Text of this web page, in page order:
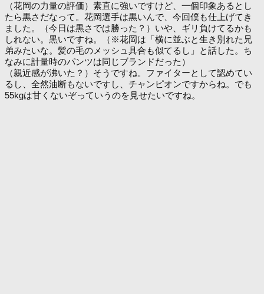
（花岡の力量の評価）素直に強いですけど、一個印象あるとし
たら黒さだなって。花岡選手は黒いんで、今回僕も仕上げてき
ました。（今日は黒さでは勝った？）いや、ギリ負けてるかも
しれない。黒いですね。（※花岡は「横に並ぶと生き別れた兄
弟みたいな。髪の毛のメッシュ具合も似てるし」と話した。ち
なみに計量時のパンツは同じブランドだった）
（親近感が沸いた？）そうですね。ファイターとして認めてい
るし、全然油断もないですし、チャンピオンですからね。でも
55kgは甘くないぞっていうのを見せたいですね。